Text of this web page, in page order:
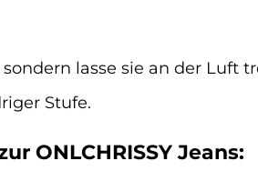
lasse sie an der Luft
Stufe.
ONLCHRISSY Jeans: